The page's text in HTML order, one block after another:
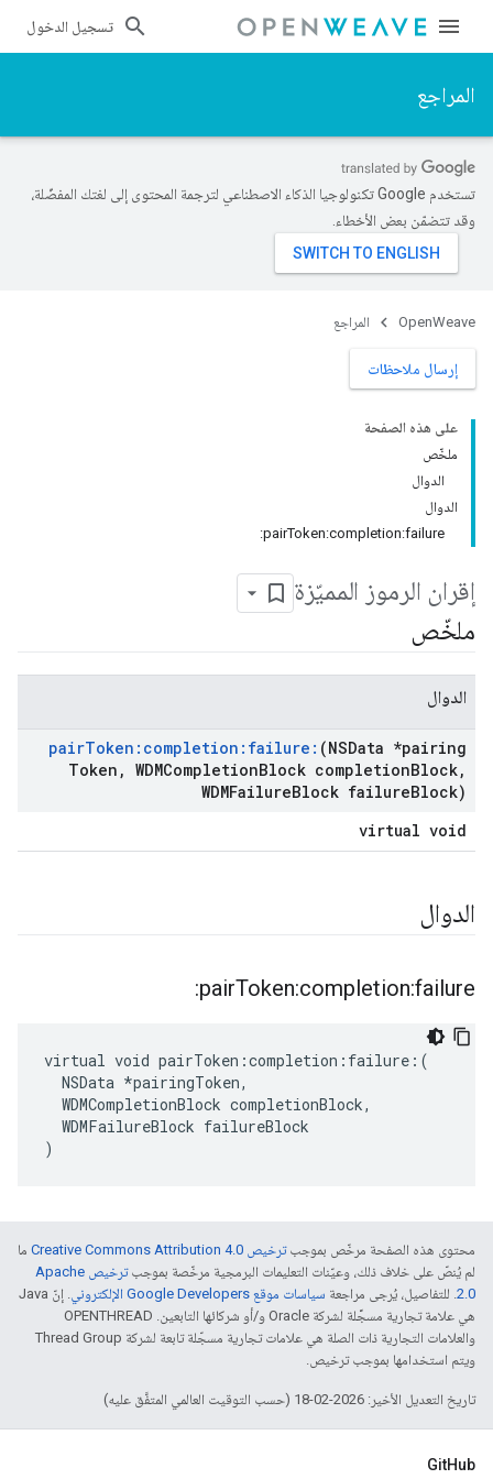
تسجيل الدخول
المراجع
تستخدم Google تكنولوجيا الذكاء الاصطناعي لترجمة المحتوى إلى لغتك المفضّلة،
وقد تتضمّن بعض الأخطاء.
OpenWeave المراجع
إرسال ملاحظات
على هذه الصفحة
ملخّص
الدوال
الدوال
pairToken:completion:failure:
إقران الرموز المميّزة
ملخّص
الدوال
pairToken:completion:failure: (NSData *pairing
Token , WDMCompletionBlock completionBlock,
WDMFailureBlock failureBlock)
virtual void
الدوال
pairToken:completion:failure:
virtual void pairToken:completion:failure:(
  NSData *pairingToken,
  WDMCompletionBlock completionBlock,
  WDMFailureBlock failureBlock
)
محتوى هذه الصفحة مرخّص بموجبترخيص Creative Commons Attribution 4.0‏
ما
لم يُنصّ على خلاف ذلك، وعيّنات التعليمات البرمجية مرخّصة بموجب
ترخيص Apache
2.0‏. للتفاصيل، يُرجى مراجعة سياسات موقع Google Developers الإلكتروني
. إنّ Java
هي علامة تجارية مسجَّلة لشركة Oracle و/أو شركائها التابعين. ‫OPENTHREAD
والعلامات التجارية ذات الصلة هي علامات تجارية مسجّلة تابعة لشركة Thread Group
ويتم استخدامها بموجب ترخيص.
تاريخ التعديل الأخير: 2026-02-18 (حسب التوقيت العالمي المتفَّق عليه)
GitHub